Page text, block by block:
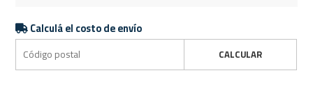
Calculá el costo de envío
CALCULAR